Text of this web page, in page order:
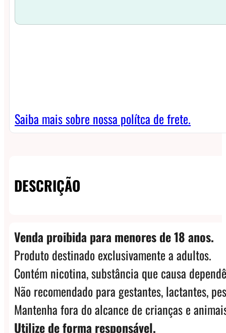
Saiba mais sobre nossa polítca de frete.
DESCRIÇÃO
Venda proibida para menores de 18 anos.
Produto destinado exclusivamente a adultos.
Contém nicotina, substância que causa
Não recomendado para gestantes, lactantes,
Mantenha fora do alcance de crianças e
Utilize de forma responsável.